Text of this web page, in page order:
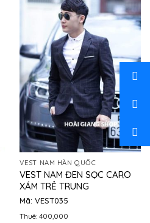
VEST NAM HÀN QUỐC
VEST NAM ĐEN SỌC CARO
XÁM TRẺ TRUNG
Mã: VEST035
Thuê: 400,000